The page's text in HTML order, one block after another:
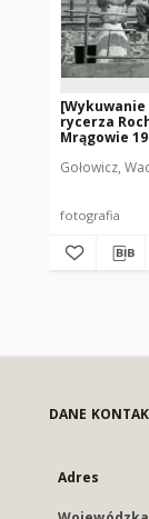
rycerza
Mrągowie
Gołowicz,
fotografia
DANE
Adres